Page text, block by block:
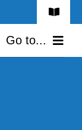
Toggle
Go to...